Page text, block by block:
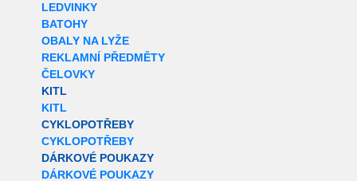
LEDVINKY
BATOHY
OBALY NA LYŽE
REKLAMNÍ PŘEDMĚTY
ČELOVKY
KITL
KITL
CYKLOPOTŘEBY
CYKLOPOTŘEBY
DÁRKOVÉ POUKAZY
DÁRKOVÉ POUKAZY